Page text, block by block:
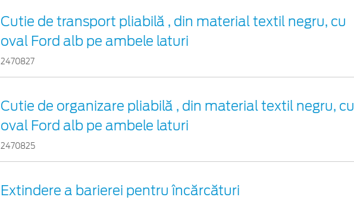
Cutie de transport pliabilă , din material textil negru, cu
oval Ford alb pe ambele laturi
2470827
Cutie de organizare pliabilă , din material textil negru, cu
oval Ford alb pe ambele laturi
2470825
Extindere a barierei pentru încărcături